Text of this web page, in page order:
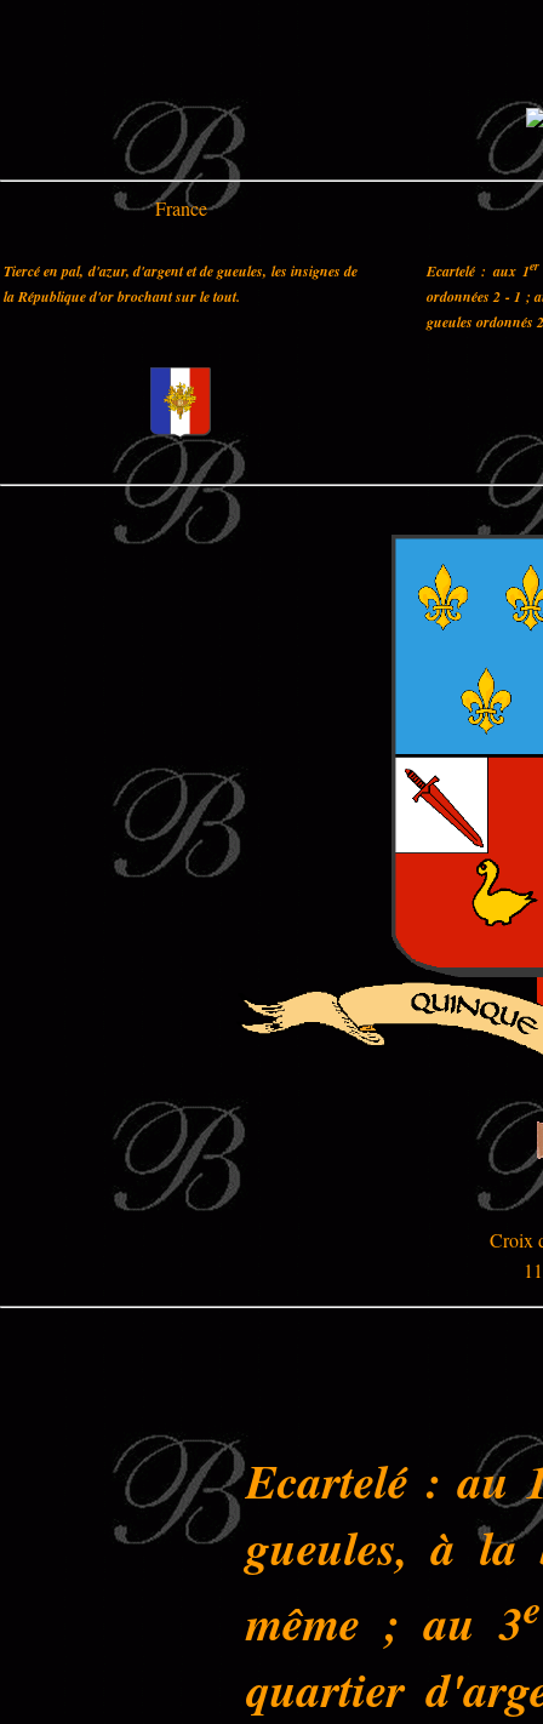
France
Tiercé en pal, d'azur, d'argent et de gueules, les insignes de
la République d'or brochant sur le tout.
Ecartelé : aux 1er
ordonnées 2 - 1 ;
gueules ordonnés
Croix
Ecartelé : au
gueules, à la
même ; au 3e
quartier